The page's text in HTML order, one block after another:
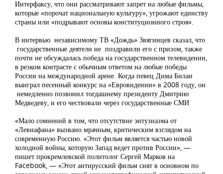
Интерфаксу, что они рассматривают запрет на любые фильмы,
которые «порочат национальную культуру», угрожают единству
страны или «подрывают основы конституционного строя».
В интервью независимому ТВ «Дождь» Звягинцев сказал, что
государственные деятели не поздравили его с призом, также
почти не обсуждалась победа на государственном телевидении,
в резком контрасте с обычным ответом на любые победы
России на международной арене. Когда певец Дима Билан
выиграл песенный конкурс на «Евровидении» в 2008 году, он
немедленно позвонил тогдашнему президенту Дмитрию
Медведеву, и его чествовали через государственные СМИ
«Мало сомнений в том, что отсутствие энтузиазма от
«Левиафана» вызвано мрачным, критическим взглядом на
современную Россию. «Этот фильм является частью новой
холодной войны, которую Запад ведет против России», —
пишет прокремлевской политолог Сергей Марков на
Facebook, — «Этот антирусский фильм снят в основном по